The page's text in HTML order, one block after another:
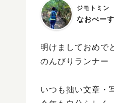
ジモトミン
なおぺーす
明けましておめで
のんびりランナー
いつも拙い文章・